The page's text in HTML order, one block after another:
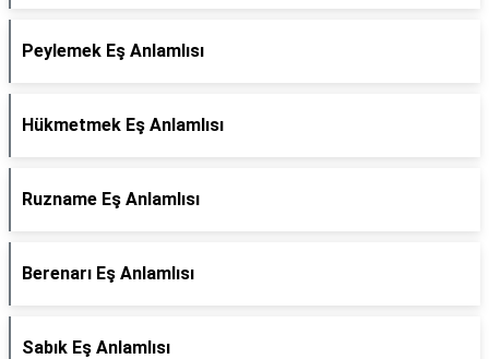
Peylemek Eş Anlamlısı
Hükmetmek Eş Anlamlısı
Ruzname Eş Anlamlısı
Berenarı Eş Anlamlısı
Sabık Eş Anlamlısı